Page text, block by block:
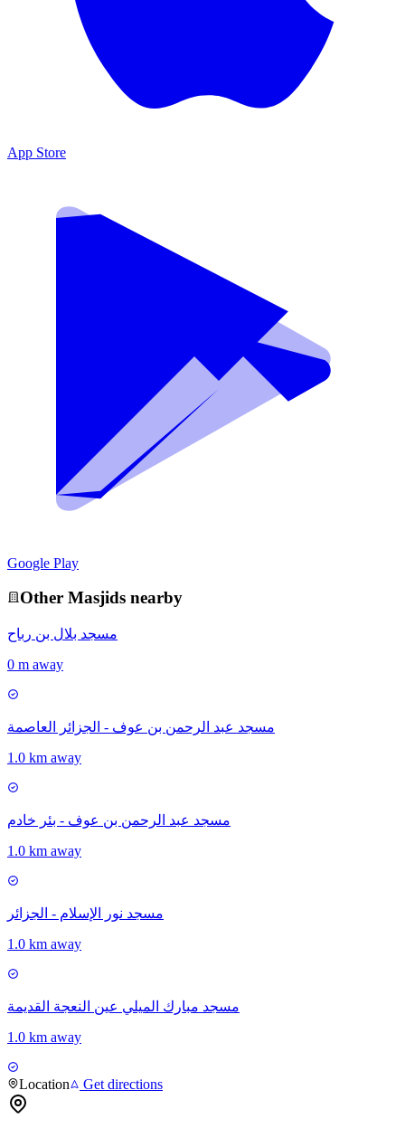
App Store
Google Play
Other Masjids nearby
مسجد بلال بن رباح
0 m away
مسجد عبد الرحمن بن عوف - الجزائر العاصمة
1.0 km away
مسجد عبد الرحمن بن عوف - بئر خادم
1.0 km away
مسجد نور الإسلام - الجزائر
1.0 km away
مسجد مبارك الميلي عين النعجة القديمة
1.0 km away
Location Get directions